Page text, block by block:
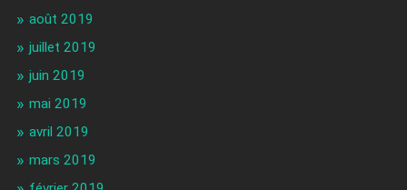
août 2019
juillet 2019
juin 2019
mai 2019
avril 2019
mars 2019